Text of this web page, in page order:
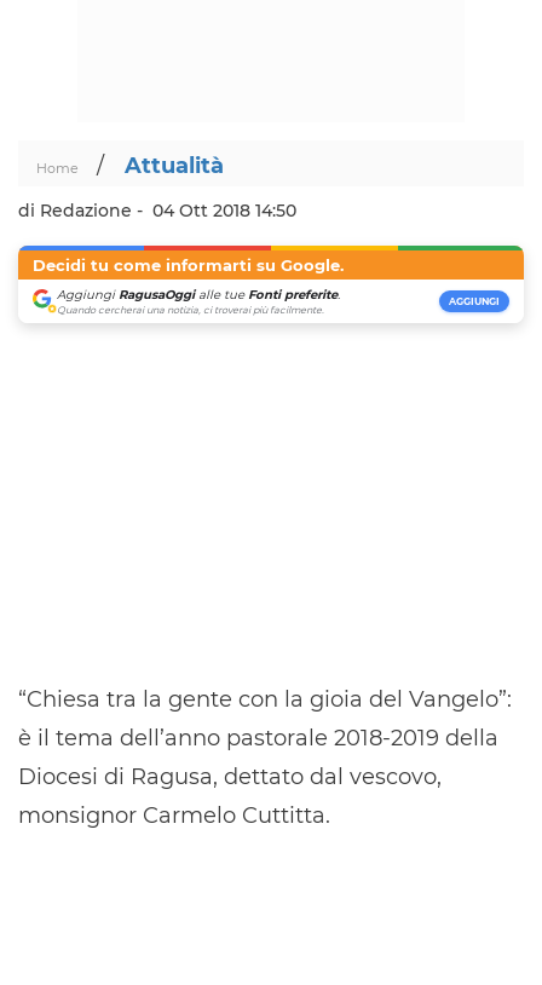
Home / Attualità
di Redazione - 04 Ott 2018 14:50
Decidi tu come informarti su Google.
Aggiungi RagusaOggialle tue Fonti preferite.
Quando cercherai una notizia, ci troverai più facilmente.
AGGIUNGI
“Chiesa tra la gente con la gioia del Vangelo”:
è il tema dell’anno pastorale 2018-2019 della
Diocesi di Ragusa, dettato dal vescovo,
monsignor Carmelo Cuttitta.